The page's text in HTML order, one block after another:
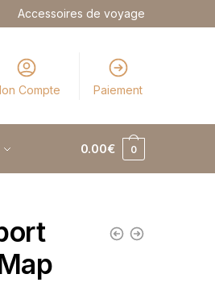
Accessoires de voyage
Compte Paiement
0.00€ 0